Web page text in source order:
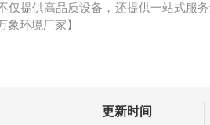
仅提供高品质设备，还提供一站式服
环境厂家】
更新时间